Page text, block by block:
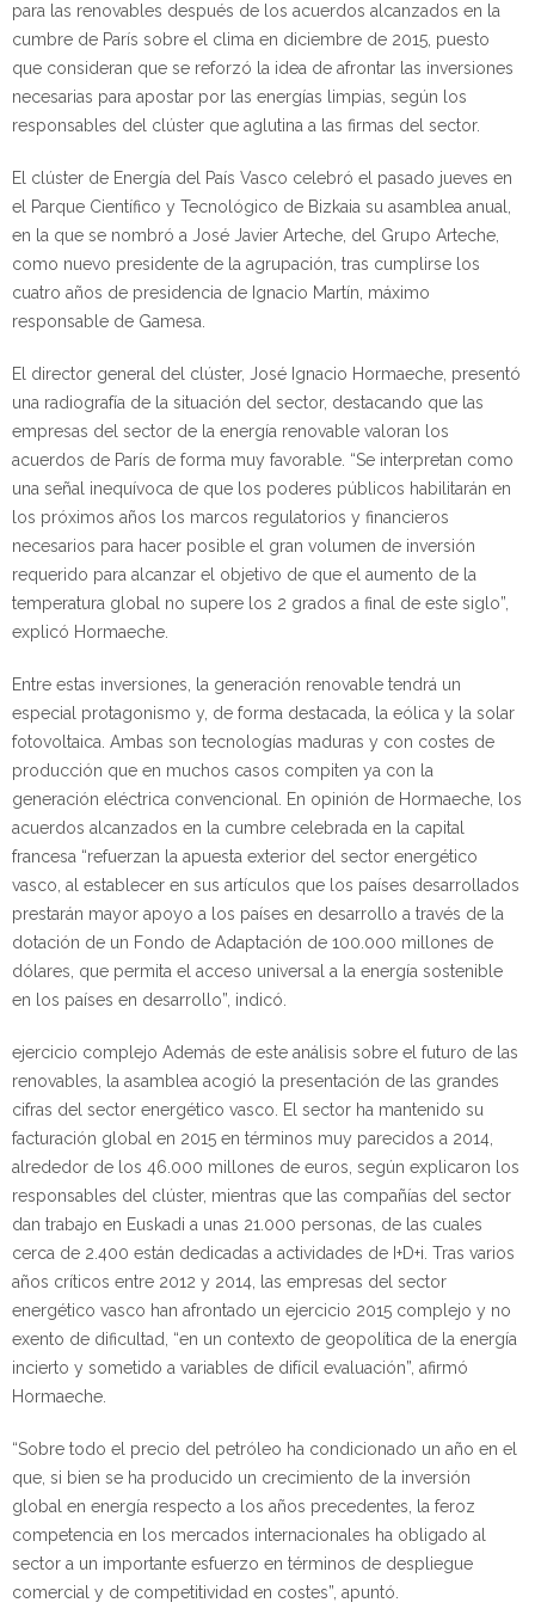
para las renovables después de los acuerdos alcanzados en la
cumbre de París sobre el clima en diciembre de 2015, puesto
que consideran que se reforzó la idea de afrontar las inversiones
necesarias para apostar por las energías limpias, según los
responsables del clúster que aglutina a las firmas del sector.
El clúster de Energía del País Vasco celebró el pasado jueves en
el Parque Científico y Tecnológico de Bizkaia su asamblea anual,
en la que se nombró a José Javier Arteche, del Grupo Arteche,
como nuevo presidente de la agrupación, tras cumplirse los
cuatro años de presidencia de Ignacio Martín, máximo
responsable de Gamesa.
El director general del clúster, José Ignacio Hormaeche, presentó
una radiografía de la situación del sector, destacando que las
empresas del sector de la energía renovable valoran los
acuerdos de París de forma muy favorable. “Se interpretan como
una señal inequívoca de que los poderes públicos habilitarán en
los próximos años los marcos regulatorios y financieros
necesarios para hacer posible el gran volumen de inversión
requerido para alcanzar el objetivo de que el aumento de la
temperatura global no supere los 2 grados a final de este siglo”,
explicó Hormaeche.
Entre estas inversiones, la generación renovable tendrá un
especial protagonismo y, de forma destacada, la eólica y la solar
fotovoltaica. Ambas son tecnologías maduras y con costes de
producción que en muchos casos compiten ya con la
generación eléctrica convencional. En opinión de Hormaeche, los
acuerdos alcanzados en la cumbre celebrada en la capital
francesa “refuerzan la apuesta exterior del sector energético
vasco, al establecer en sus artículos que los países desarrollados
prestarán mayor apoyo a los países en desarrollo a través de la
dotación de un Fondo de Adaptación de 100.000 millones de
dólares, que permita el acceso universal a la energía sostenible
en los países en desarrollo”, indicó.
ejercicio complejo Además de este análisis sobre el futuro de las
renovables, la asamblea acogió la presentación de las grandes
cifras del sector energético vasco. El sector ha mantenido su
facturación global en 2015 en términos muy parecidos a 2014,
alrededor de los 46.000 millones de euros, según explicaron los
responsables del clúster, mientras que las compañías del sector
dan trabajo en Euskadi a unas 21.000 personas, de las cuales
cerca de 2.400 están dedicadas a actividades de I+D+i. Tras varios
años críticos entre 2012 y 2014, las empresas del sector
energético vasco han afrontado un ejercicio 2015 complejo y no
exento de dificultad, “en un contexto de geopolítica de la energía
incierto y sometido a variables de difícil evaluación”, afirmó
Hormaeche.
“Sobre todo el precio del petróleo ha condicionado un año en el
que, si bien se ha producido un crecimiento de la inversión
global en energía respecto a los años precedentes, la feroz
competencia en los mercados internacionales ha obligado al
sector a un importante esfuerzo en términos de despliegue
comercial y de competitividad en costes”, apuntó.